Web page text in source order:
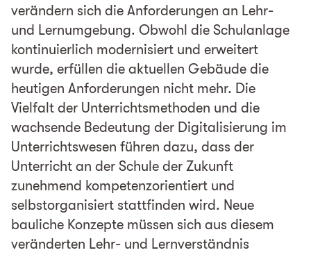
verändern sich die Anforderungen an Lehr-
und Lernumgebung. Obwohl die Schulanlage
kontinuierlich modernisiert und erweitert
wurde, erfüllen die aktuellen Gebäude die
heutigen Anforderungen nicht mehr. Die
Vielfalt der Unterrichtsmethoden und die
wachsende Bedeutung der Digitalisierung im
Unterrichtswesen führen dazu, dass der
Unterricht an der Schule der Zukunft
zunehmend kompetenzorientiert und
selbstorganisiert stattfinden wird. Neue
bauliche Konzepte müssen sich aus diesem
veränderten Lehr- und Lernverständnis